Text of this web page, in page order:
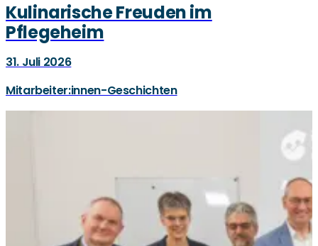
Kulinarische Freuden im
Pflegeheim
31. Juli 2026
Mitarbeiter:innen-Geschichten